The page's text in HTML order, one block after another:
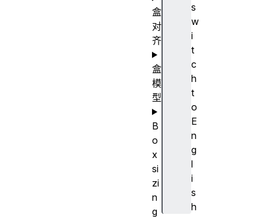
s
w
i
t
c
h
t
o
E
n
g
l
i
s
h
盒
对
齐
盒
模
型
B
o
x
si
zi
n
g